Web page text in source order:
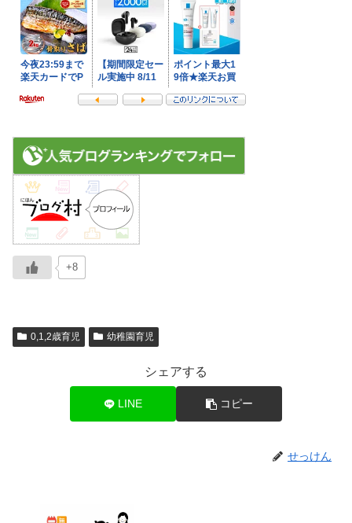
+8
0,1,2歳育児 幼稚園育児
シェアする
LINE コピー
せっけん